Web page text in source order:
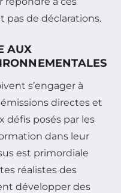
de déclarations.
AUX
s’engager à
directes et
défis posés par les
dans leur
est primordiale
réalistes des
développer des